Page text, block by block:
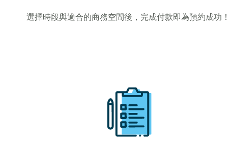
選擇時段與適合的商務空間後，完成付款即為預約成功